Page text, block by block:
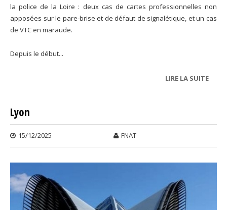
la police de la Loire : deux cas de cartes professionnelles non
apposées sur le pare-brise et de défaut de signalétique, et un cas
de VTC en maraude.
Depuis le début...
LIRE LA SUITEDE
Lyon
15/12/2025 FNAT